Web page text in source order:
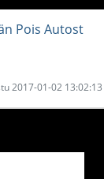
Pois Autost
2017-01-02